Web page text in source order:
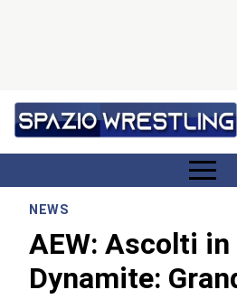
NEWS
AEW: Ascolti in
Dynamite: